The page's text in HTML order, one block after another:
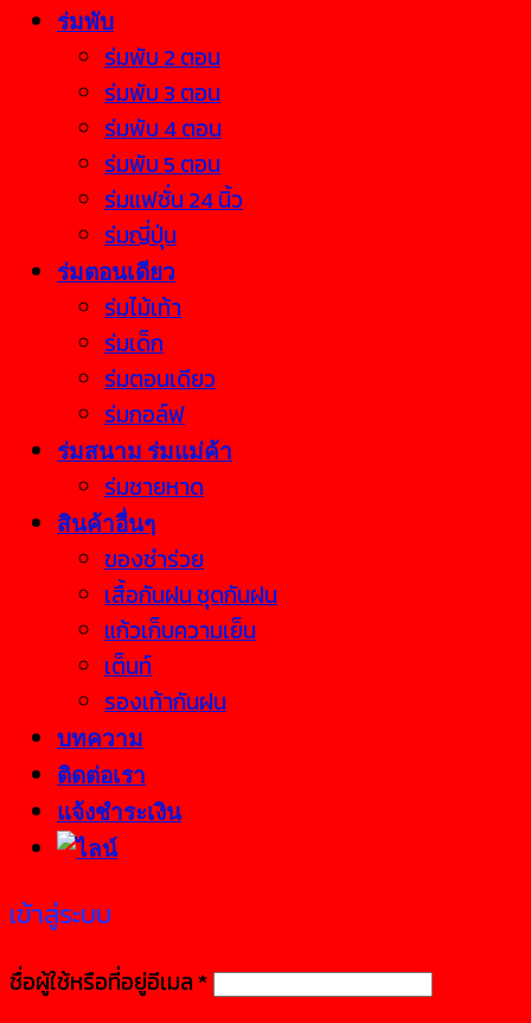
ร่มพับ
ร่มพับ 2 ตอน
ร่มพับ 3 ตอน
ร่มพับ 4 ตอน
ร่มพับ 5 ตอน
ร่มแฟชั่น 24 นิ้ว
ร่มญี่ปุ่น
ร่มตอนเดียว
ร่มไม้เท้า
ร่มเด็ก
ร่มตอนเดียว
ร่มกอล์ฟ
ร่มสนาม ร่มแม่ค้า
ร่มชายหาด
สินค้าอื่นๆ
ของชำร่วย
เสื้อกันฝน ชุดกันฝน
แก้วเก็บความเย็น
เต็นท์
รองเท้ากันฝน
บทความ
ติดต่อเรา
แจ้งชำระเงิน
เข้าสู่ระบบ
ชื่อผู้ใช้หรือที่อยู่อีเมล*